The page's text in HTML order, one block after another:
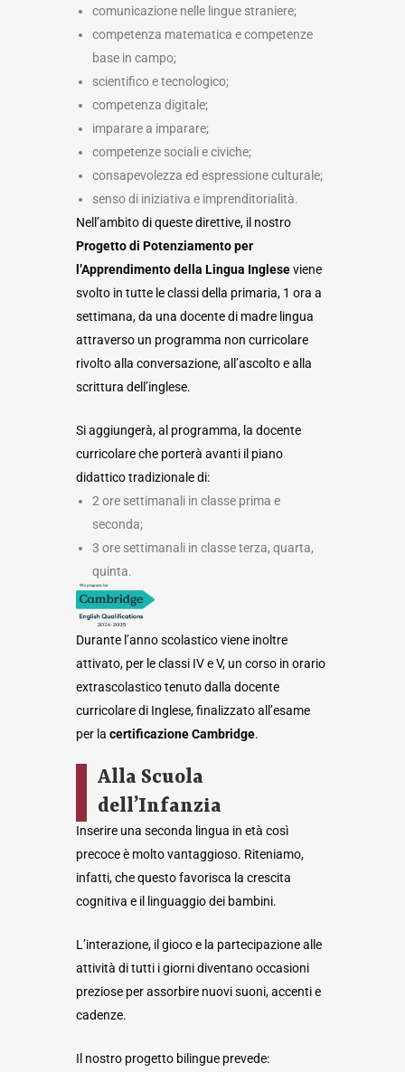
comunicazione nelle lingue straniere;
competenza matematica e competenze
base in campo;
scientifico e tecnologico;
competenza digitale;
imparare a imparare;
competenze sociali e civiche;
consapevolezza ed espressione culturale;
senso di iniziativa e imprenditorialità.
Nell’ambito di queste direttive, il nostro
Progetto di Potenziamentoper
l’Apprendimento della Lingua Ingleseviene
svolto in tutte le classi della primaria, 1 ora a
settimana, da una docente di madre lingua
attraverso un programma non curricolare
rivolto alla conversazione, all’ascolto e alla
scrittura dell’inglese.
Si aggiungerà, al programma, la docente
curricolare che porterà avanti il piano
didattico tradizionale di:
2 ore settimanali in classe prima e
seconda;
3 ore settimanali in classe terza, quarta,
quinta.
Durante l’anno scolastico viene inoltre
attivato, per le classi IV e V, un corso in orario
extrascolastico tenuto dalla docente
curricolare di Inglese, finalizzato all’esame
per la certificazione Cambridge.
Alla Scuola
dell’Infanzia
Inserire una seconda lingua in età così
precoce è molto vantaggioso. Riteniamo,
infatti, che questo favorisca la crescita
cognitiva e il linguaggio dei bambini.
L’interazione, il gioco e la partecipazione alle
attività di tutti i giorni diventano occasioni
preziose per assorbire nuovi suoni, accenti e
cadenze.
Il nostro progetto bilingue prevede: